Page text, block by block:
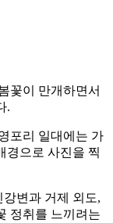
꽃이 만개하면서
.
포리 일대에는 가
경으로 사진을 찍
변과 거제 외도,
정취를 느끼려는